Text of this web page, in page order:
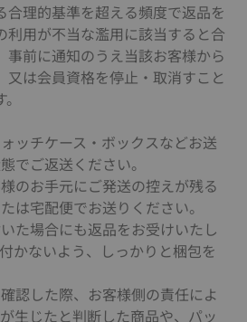
合理的基準を超える頻度で返品を
利用が不当な濫用に該当すると合
事前に通知のうえ当該お客様から
又は会員資格を停止・取消すこと
ッチケース・ボックスなどお送
でご返送ください。
のお手元にご発送の控えが残る
は宅配便でお送りください。
た場合にも返品をお受けいたし
かないよう、しっかりと梱包を
認した際、お客様側の責任によ
生じたと判断した商品や、パッ